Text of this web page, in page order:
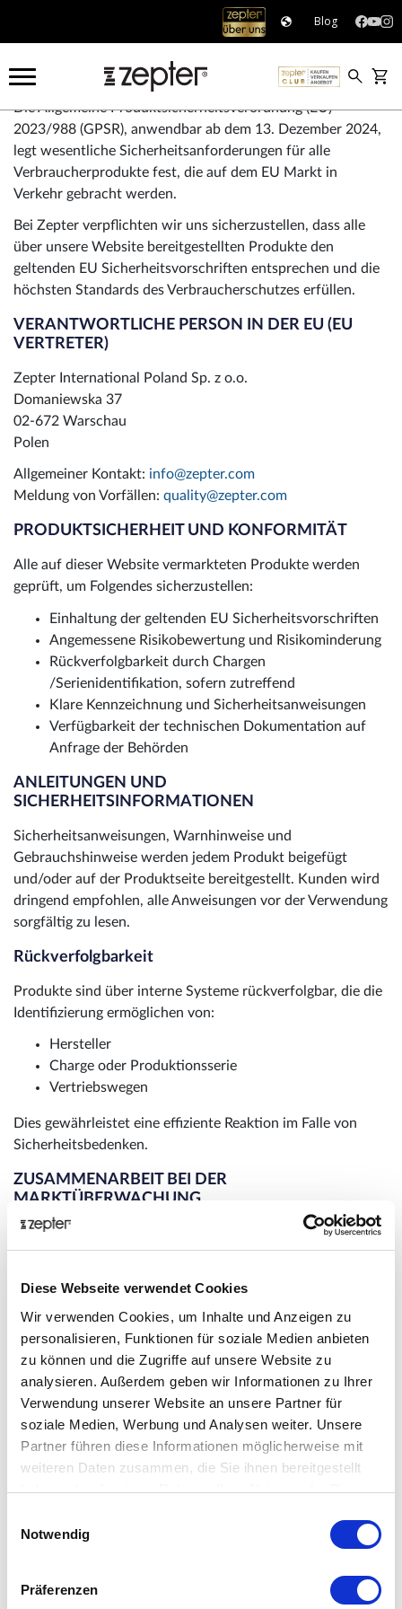
Diese Webseite verwendet Cookies
Wir verwenden Cookies, um Inhalte und Anzeigen zu
personalisieren, Funktionen für soziale Medien anbieten
zu können und die Zugriffe auf unsere Website zu
analysieren. Außerdem geben wir Informationen zu Ihrer
Verwendung unserer Website an unsere Partner für
soziale Medien, Werbung und Analysen weiter. Unsere
Partner führen diese Informationen möglicherweise mit
weiteren Daten zusammen, die Sie ihnen bereitgestellt
haben oder die sie im Rahmen Ihrer Nutzung der Dienste
Notwendig
Präferenzen
Blog
Produktsicherheit
Die Allgemeine Produktsicherheitsverordnung (EU)
2023/988 (GPSR), anwendbar ab dem 13. Dezember 2024,
legt wesentliche Sicherheitsanforderungen für alle
Verbraucherprodukte fest, die auf dem EU Markt in
Verkehr gebracht werden.
Bei Zepter verpflichten wir uns sicherzustellen, dass alle
über unsere Website bereitgestellten Produkte den
geltenden EU Sicherheitsvorschriften entsprechen und die
höchsten Standards des Verbraucherschutzes erfüllen.
VERANTWORTLICHE PERSON IN DER EU (EU
VERTRETER)
Zepter International Poland Sp. z o.o.
Domaniewska 37
02-672 Warschau
Polen
Allgemeiner Kontakt: info@zepter.com
Meldung von Vorfällen: quality@zepter.com
PRODUKTSICHERHEIT UND KONFORMITÄT
Alle auf dieser Website vermarkteten Produkte werden
geprüft, um Folgendes sicherzustellen:
Einhaltung der geltenden EU Sicherheitsvorschriften
Angemessene Risikobewertung und Risikominderung
Rückverfolgbarkeit durch Chargen
/Serienidentifikation, sofern zutreffend
Klare Kennzeichnung und Sicherheitsanweisungen
Verfügbarkeit der technischen Dokumentation auf
Anfrage der Behörden
ANLEITUNGEN UND
SICHERHEITSINFORMATIONEN
Sicherheitsanweisungen, Warnhinweise und
Gebrauchshinweise werden jedem Produkt beigefügt
und/oder auf der Produktseite bereitgestellt. Kunden wird
dringend empfohlen, alle Anweisungen vor der Verwendung
sorgfältig zu lesen.
Rückverfolgbarkeit
Produkte sind über interne Systeme rückverfolgbar, die die
Identifizierung ermöglichen von:
Hersteller
Charge oder Produktionsserie
Vertriebswegen
Dies gewährleistet eine effiziente Reaktion im Falle von
Sicherheitsbedenken.
ZUSAMMENARBEIT BEI DER
MARKTÜBERWACHUNG
Wir arbeiten uneingeschränkt mit den EU
Marktüberwachungsbehörden zusammen und stellen bei
Korrekturmaßnahmen zur Verfügung.
Verfahren zur Meldung von Vorfällen
Wenn Sie ein sicherheitsrelevantes Problem im
Zusammenhang mit einem Produkt feststellen oder
beobachten, bitten wir Sie:
Die Nutzung des Produkts sofort einzustellen, wenn
ein potenzielles Risiko besteht.
Kaufdetails